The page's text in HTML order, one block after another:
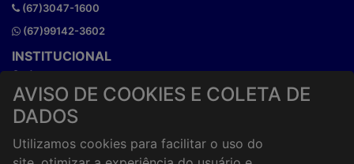
AVISO DE COOKIES E COLETA DE
DADOS
Utilizamos cookies para facilitar o uso do
(67)3047-1600
(67)99142-3602
INSTITUCIONAL
Onde estamos
Horários de atendimento
HORÁRIOS E ENTREGA
Formas de Pagamento
Horários de Entrega